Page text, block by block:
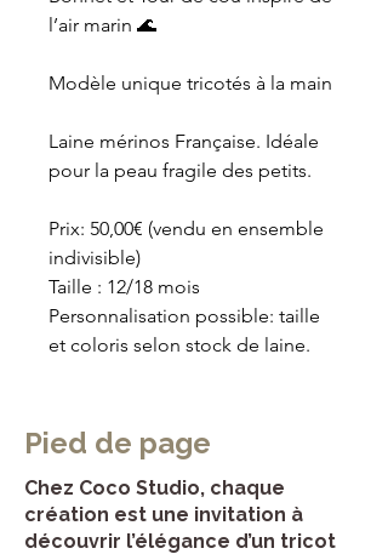
l’air marin 🌊
Modèle unique tricotés à la main
Laine mérinos Française. Idéale
pour la peau fragile des petits.
Prix: 50,00€ (vendu en ensemble
indivisible)
Taille : 12/18 mois
Personnalisation possible: taille
et coloris selon stock de laine.
Pied de page
Chez Coco Studio, chaque
création est une invitation à
découvrir l’élégance d’un tricot